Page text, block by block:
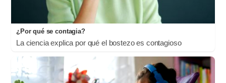
¿Por qué se contagia?
La ciencia explica por qué el bostezo es contagioso